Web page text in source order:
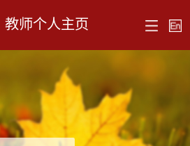
教师个人主页